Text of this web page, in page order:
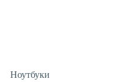
Ноутбуки